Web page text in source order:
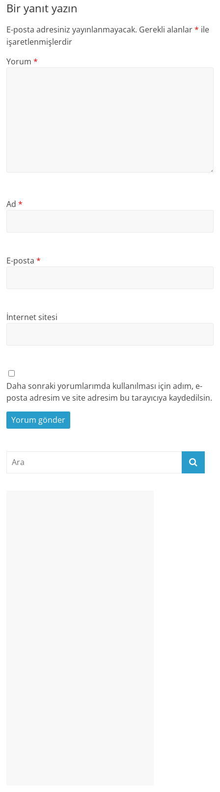
Bir yanıt yazın
E-posta adresiniz yayınlanmayacak. Gerekli alanlar* ile
işaretlenmişlerdir
Yorum*
Ad*
E-posta*
İnternet sitesi
Daha sonraki yorumlarımda kullanılması için adım, e-
posta adresim ve site adresim bu tarayıcıya kaydedilsin.